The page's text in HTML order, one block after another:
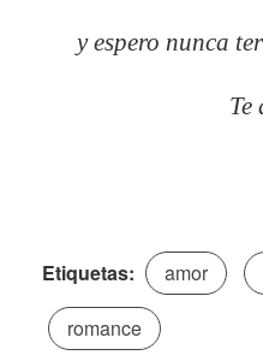
y espero nunca
Te
Etiquetas: amor
romance